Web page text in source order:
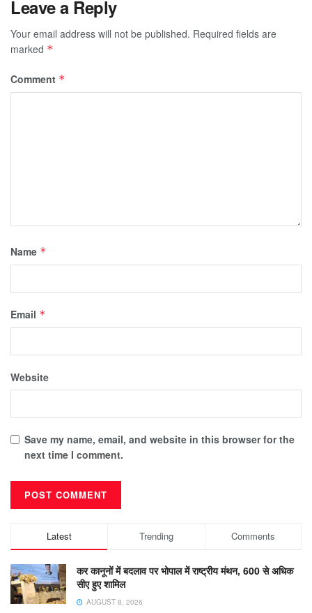
Leave a Reply
Your email address will not be published. Required fields are
marked *
Comment *
Name *
Email *
Website
Save my name, email, and website in this browser for the
next time I comment.
Latest Trending Comments
कर कानूनों में बदलाव पर भोपाल में राष्ट्रीय मंथन, 600 से अधिक
सीए हुए शामिल
AUGUST 8, 2026